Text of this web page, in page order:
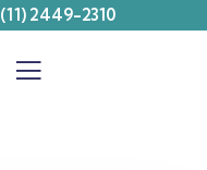
(11) 2449-2310